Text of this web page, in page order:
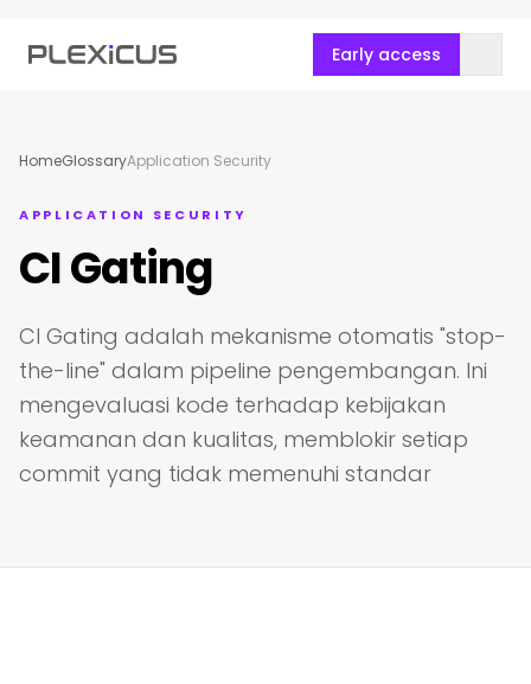
Early access
HomeGlossaryApplication Security
APPLICATION SECURITY
CI Gating
CI Gating adalah mekanisme otomatis "stop-
the-line" dalam pipeline pengembangan. Ini
mengevaluasi kode terhadap kebijakan
keamanan dan kualitas, memblokir setiap
commit yang tidak memenuhi standar